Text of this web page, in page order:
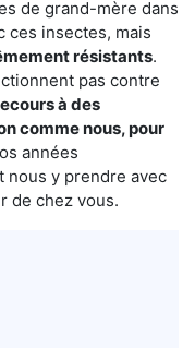
de grand-mère dans
ces insectes, mais
résistants.
pas contre
à des
comme nous, pour
années
nous y prendre avec
de chez vous.